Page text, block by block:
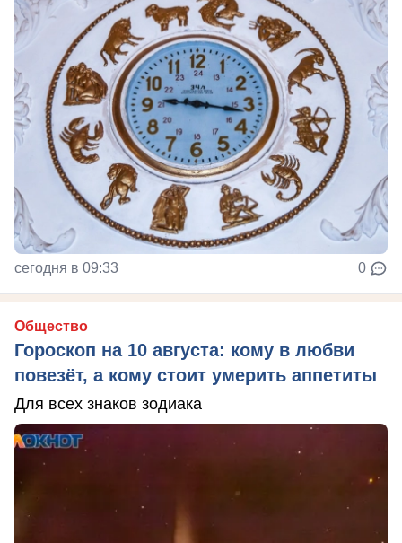
сегодня в 09:33 0
Общество
Гороскоп на 10 августа: кому в любви
повезёт, а кому стоит умерить аппетиты
Для всех знаков зодиака